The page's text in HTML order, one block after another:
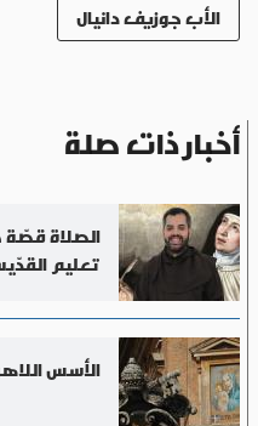
الأب جوزيف دانيال
أخبار ذات صلة
الصلاة
تعليم
الأسس